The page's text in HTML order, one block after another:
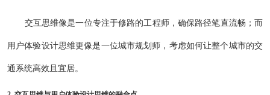
交互思维像是一位专注于修路的工程师，确保路径笔直流畅；而
用户体验设计思维更像是一位城市规划师，考虑如何让整个城市的交
通系统高效且宜居。